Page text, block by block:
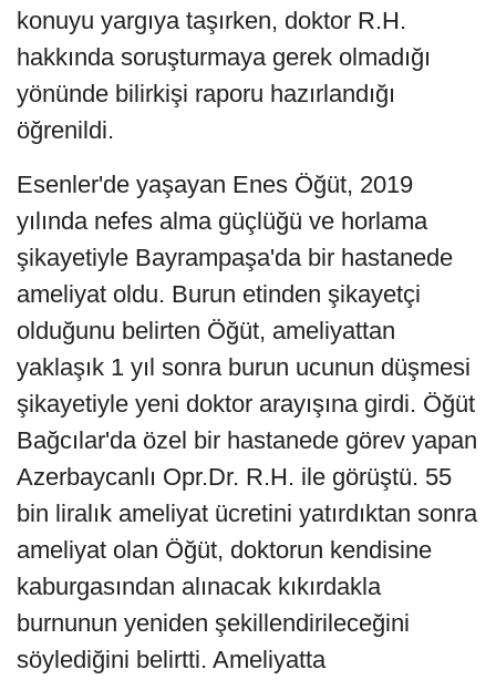
konuyu yargıya taşırken, doktor R.H.
hakkında soruşturmaya gerek olmadığı
yönünde bilirkişi raporu hazırlandığı
öğrenildi.
Esenler'de yaşayan Enes Öğüt, 2019
yılında nefes alma güçlüğü ve horlama
şikayetiyle Bayrampaşa'da bir hastanede
ameliyat oldu. Burun etinden şikayetçi
olduğunu belirten Öğüt, ameliyattan
yaklaşık 1 yıl sonra burun ucunun düşmesi
şikayetiyle yeni doktor arayışına girdi. Öğüt
Bağcılar'da özel bir hastanede görev yapan
Azerbaycanlı Opr.Dr. R.H. ile görüştü. 55
bin liralık ameliyat ücretini yatırdıktan sonra
ameliyat olan Öğüt, doktorun kendisine
kaburgasından alınacak kıkırdakla
burnunun yeniden şekillendirileceğini
söylediğini belirtti. Ameliyatta